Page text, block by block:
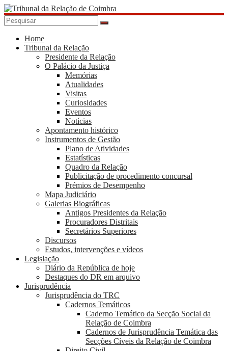
Skip
to
content
Tribunal
Relação
Home
Tribunal da Relação
Presidente da Relação
O Palácio da Justiça
Memórias
Atualidades
Visitas
Curiosidades
Eventos
Notícias
Apontamento histórico
Instrumentos de Gestão
Plano de Atividades
Estatísticas
Quadro da Relação
Publicitação de procedimento concursal
Prémios de Desempenho
Mapa Judiciário
Galerias Biográficas
Antigos Presidentes da Relação
Procuradores Distritais
Secretários Superiores
Discursos
Estudos, intervenções e vídeos
Legislação
Diário da República de hoje
Destaques do DR em arquivo
Jurisprudência
Jurisprudência do TRC
Cadernos Temáticos
Caderno Temático da Secção Social da
Relação de Coimbra
Cadernos de Jurisprudência Temática das
Secções Cíveis da Relação de Coimbra